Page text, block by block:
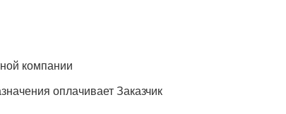
компании
оплачивает Заказчик